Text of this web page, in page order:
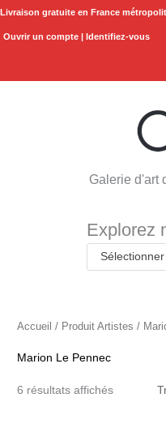
Aller
Livraison gratuite en France
Ouvrir un compte | Identifiez-vous
Galerie d'art
Explorez
Accueil / Produit Artistes /
Marion Le Pennec
6 résultats affichés